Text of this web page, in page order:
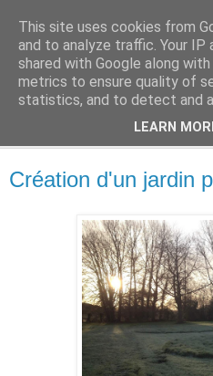
Terres des
Création d'un jardin
This site uses cookies from
and to analyze traffic. Your IP
shared with Google along
metrics to ensure quality of
statistics, and to detect and
LEARN